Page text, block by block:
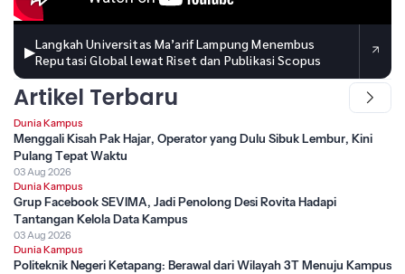
▶Langkah Universitas Ma’arif Lampung Menembus
Reputasi Global lewat Riset dan Publikasi Scopus
Artikel Terbaru
Dunia Kampus
Menggali Kisah Pak Hajar, Operator yang Dulu Sibuk Lembur, Kini
Pulang Tepat Waktu
03 Aug 2026
Dunia Kampus
Grup Facebook SEVIMA, Jadi Penolong Desi Rovita Hadapi
Tantangan Kelola Data Kampus
03 Aug 2026
Dunia Kampus
Politeknik Negeri Ketapang: Berawal dari Wilayah 3T Menuju Kampus